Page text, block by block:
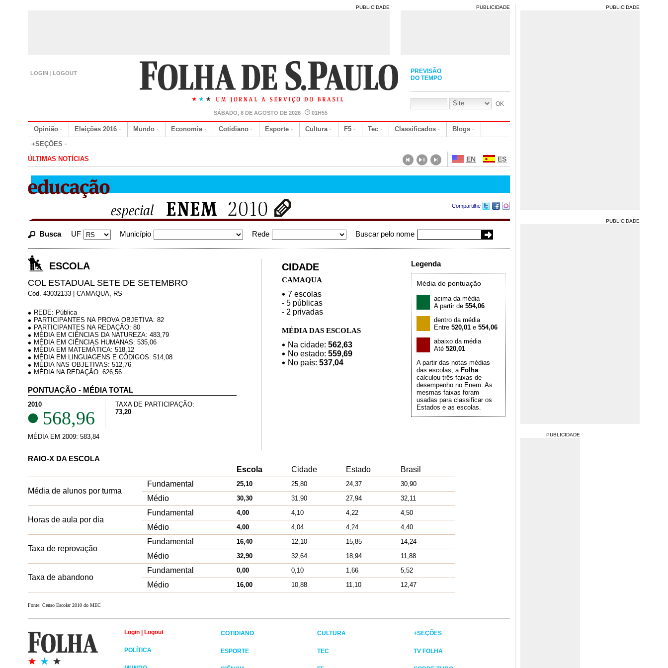
PUBLICIDADE PUBLICIDADE
LOGIN | LOGOUT
SÁBADO, 8 DE AGOSTO DE 2026 01H55
PREVISÃO
DO TEMPO
Opinião Eleições 2016 Mundo Economia Cotidiano Esporte Cultura F5 Tec Classificados
Blogs
+SEÇÕES
ÚLTIMAS NOTÍCIAS
EN ES
Compartilhe
Busca UF Município Rede Buscar pelo nome
ESCOLA
COL ESTADUAL SETE DE SETEMBRO
Cód. 43032133 | CAMAQUA, RS
REDE: Pública
PARTICIPANTES NA PROVA OBJETIVA: 82
PARTICIPANTES NA REDAÇÃO: 80
MÉDIA EM CIÊNCIAS DA NATUREZA: 483,79
MÉDIA EM CIÊNCIAS HUMANAS: 535,06
MÉDIA EM MATEMÁTICA: 518,12
MÉDIA EM LINGUAGENS E CÓDIGOS: 514,08
MÉDIA NAS OBJETIVAS: 512,76
MÉDIA NA REDAÇÃO: 626,56
PONTUAÇÃO - MÉDIA TOTAL
2010
568,96
TAXA DE PARTICIPAÇÃO:
73,20
MÉDIA EM 2009: 583,84
CIDADE
CAMAQUA
7 escolas
- 5 públicas
- 2 privadas
MÉDIA DAS ESCOLAS
Na cidade: 562,63
No estado: 559,69
No país: 537,04
Legenda
Média de pontuação
acima da média
A partir de 554,06
dentro da média
Entre 520,01 e 554,06
abaixo da média
Até 520,01
A partir das notas médias
das escolas, a Folha
calculou três faixas de
desempenho no Enem. As
mesmas faixas foram
usadas para classificar os
Estados e as escolas.
RAIO-X DA ESCOLA
Escola
Cidade Estado Brasil
Média de alunos por turma
Fundamental 25,10 25,80 24,37 30,90
Médio 30,30 31,90 27,94 32,11
Horas de aula por dia
Fundamental 4,00 4,10 4,22 4,50
Médio 4,00 4,04 4,24 4,40
Taxa de reprovação
Fundamental 16,40 12,10 15,85 14,24
Médio 32,90 32,64 18,94 11,88
Taxa de abandono
Fundamental 0,00 0,10 1,66 5,52
Médio 16,00 10,88 11,10 12,47
Fonte: Censo Escolar 2010 do MEC
Login Logout
POLÍTICA
COTIDIANO
ESPORTE
CULTURA
TEC
+SEÇÕES
TV FOLHA
PUBLICIDADE
PUBLICIDADE
PUBLICIDADE